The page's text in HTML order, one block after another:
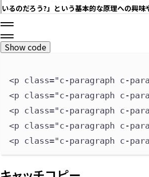
Show code
<p class="c-paragraph c-
<p class="c-paragraph c-
<p class="c-paragraph c-
<p class="c-paragraph c-
<p class="c-paragraph c-